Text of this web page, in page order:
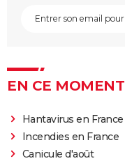
EN CE MOMENT
Hantavirus en France
Incendies en France
Canicule d'août